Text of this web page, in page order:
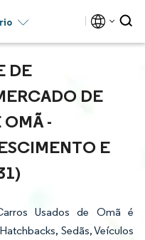
DE
DE
OMÃ -
E
Usados de Omã é
Sedãs, Veículos